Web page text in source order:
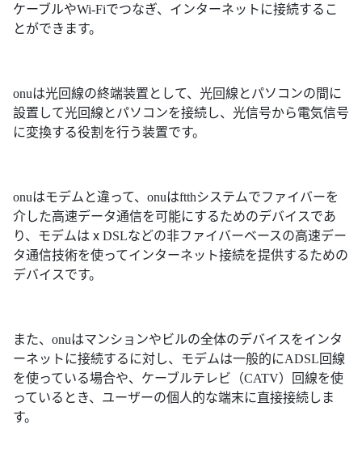
ケーブルやWi-Fiでつなぎ、インターネットに接続するこ
とができます。
onuは光回線の終端装置として、光回線とパソコンの間に
設置して光回線とパソコンを接続し、光信号から電気信号
に変換する役割を行う装置です。
onuはモデムと違って、onuはftthシステムでファイバーを
介した高速データ通信を可能にするためのデバイスであ
り、モデムはⅹDSLなどの非ファイバーベースの高速デー
タ通信技術を使ってインターネット接続を提供するための
デバイスです。
また、onuはマンションやビルの全体のデバイスをインタ
ーネットに接続するに対し、モデムは一般的にADSL回線
を使っている場合や、ケーブルテレビ（CATV）回線を使
っているとき、ユーザーの個人的な端末に直接接続しま
す。